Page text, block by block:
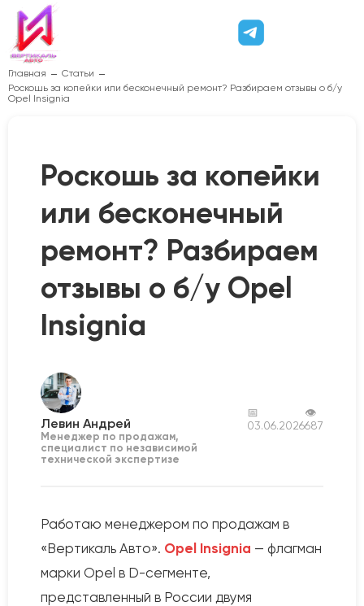
Главная
Статьи
Роскошь за копейки или бесконечный ремонт? Разбираем отзывы о б/у
Opel Insignia
Роскошь за копейки
или бесконечный
ремонт? Разбираем
отзывы о б/у Opel
Insignia
Левин Андрей
Менеджер по продажам,
специалист по независимой
технической экспертизе
📅
03.06.2026
👁
687
Работаю менеджером по продажам в
«Вертикаль Авто». Opel Insignia — флагман
марки Opel в D-сегменте,
представленный в России двумя